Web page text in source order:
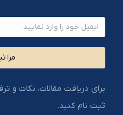
مرا
برای دریافت مقالات، نکات و
ثبت نام کنید.